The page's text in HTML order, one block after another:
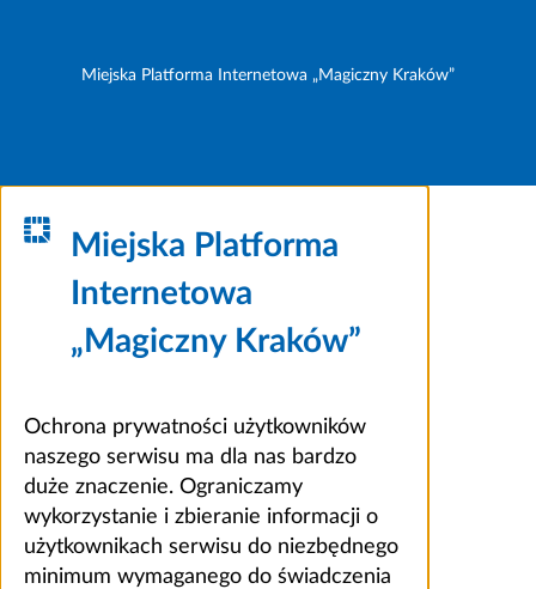
Miejska Platforma Internetowa „Magiczny Kraków”
Miejska Platforma
Internetowa
„Magiczny Kraków”
Ochrona prywatności użytkowników
naszego serwisu ma dla nas bardzo
duże znaczenie. Ograniczamy
wykorzystanie i zbieranie informacji o
użytkownikach serwisu do niezbędnego
minimum wymaganego do świadczenia